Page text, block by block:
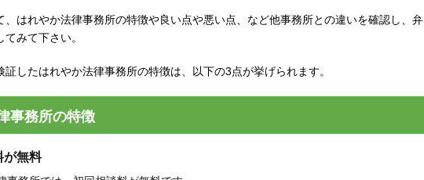
、はれやか法律事務所の特徴や良い点や悪い点、など他事務所との違いを確認し、弁
みて下さい。
証したはれやか法律事務所の特徴は、以下の3点が挙げられます。
事務所の特徴
が無料